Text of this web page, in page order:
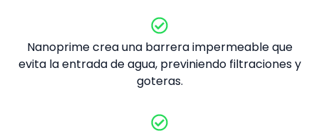
Nanoprime crea una barrera impermeable que
evita la entrada de agua, previniendo filtraciones y
goteras.